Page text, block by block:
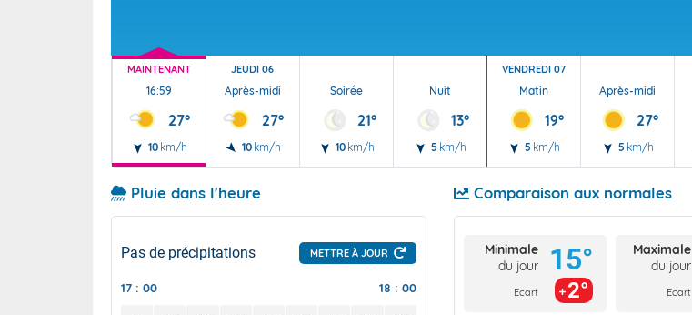
MAINTENANT
16:59
27°
10 km/h
JEUDI 06
Après-midi
27°
10 km/h
Soirée
21°
10 km/h
Nuit
13°
5 km/h
VENDREDI 07
Matin
19°
5 km/h
Après-midi
27°
5 km/h
Pluie dans l'heure
Pas de précipitations METTRE À JOUR
17 : 00 18 : 00
Comparaison aux normales
Minimale
du jour
Ecart
15°
2°
Maximale
du jour
Ecart